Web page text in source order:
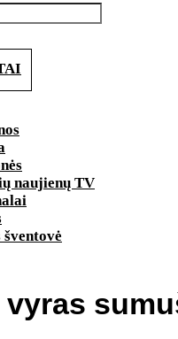
naujienų TV
šventovė
vyras